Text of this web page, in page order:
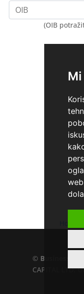
(OIB
© Business.hr
CAPITAL LTD,